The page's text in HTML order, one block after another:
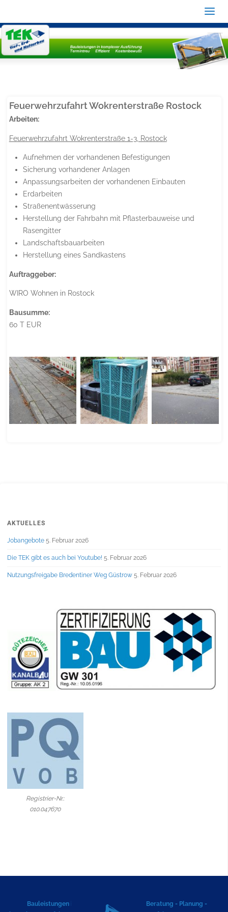
Feuerwehrzufahrt Wokrenterstraße Rostock
Arbeiten:
Feuerwehrzufahrt Wokrenterstraße 1-3, Rostock
Aufnehmen der vorhandenen Befestigungen
Sicherung vorhandener Anlagen
Anpassungsarbeiten der vorhandenen Einbauten
Erdarbeiten
Straßenentwässerung
Herstellung der Fahrbahn mit Pflasterbauweise und
Rasengitter
Landschaftsbauarbeiten
Herstellung eines Sandkastens
Auftraggeber:
WIRO Wohnen in Rostock
Bausumme:
60 T EUR
AKTUELLES
Jobangebote 5. Februar 2026
Die TEK gibt es auch bei Youtube! 5. Februar 2026
Nutzungsfreigabe Bredentiner Weg Güstrow 5. Februar 2026
Registrier-Nr.:
010.047670
Bauleistungen in
Beratung - Planung -